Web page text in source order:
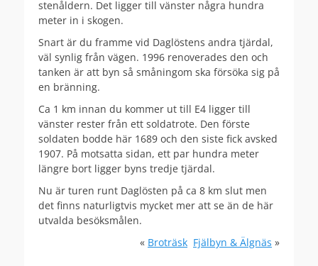
stenåldern. Det ligger till vänster några hundra
meter in i skogen.
Snart är du framme vid Daglöstens andra tjärdal,
väl synlig från vägen. 1996 renoverades den och
tanken är att byn så småningom ska försöka sig på
en bränning.
Ca 1 km innan du kommer ut till E4 ligger till
vänster rester från ett soldatrote. Den förste
soldaten bodde här 1689 och den siste fick avsked
1907. På motsatta sidan, ett par hundra meter
längre bort ligger byns tredje tjärdal.
Nu är turen runt Daglösten på ca 8 km slut men
det finns naturligtvis mycket mer att se än de här
utvalda besöksmålen.
« Broträsk Fjälbyn & Älgnäs »